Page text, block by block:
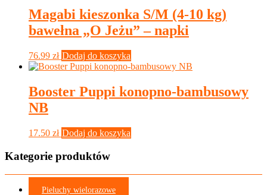
Magabi kieszonka S/M (4-10 kg)
bawełna „O Jeżu” – napki
76.99 zł Dodaj do koszyka
Booster Puppi konopno-bambusowy
NB
17.50 zł Dodaj do koszyka
Kategorie produktów
Pieluchy wielorazowe